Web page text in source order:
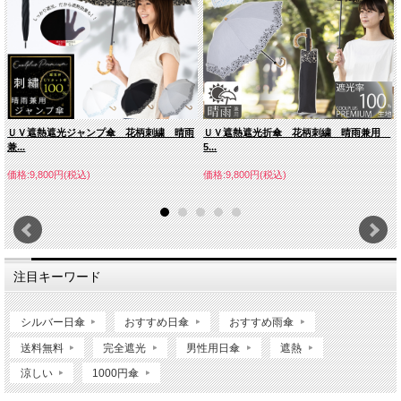
ＵＶ遮熱遮光ジャンプ傘 花柄刺繍 晴雨
兼...
価格:9,800円(税込)
ＵＶ遮熱遮光折傘 花柄刺繍 晴雨兼用
5...
価格:9,800円(税込)
注目キーワード
シルバー日傘 おすすめ日傘 おすすめ雨傘
送料無料 完全遮光 男性用日傘 遮熱
涼しい 1000円傘